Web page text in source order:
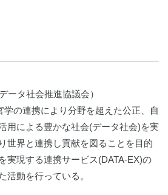
ータ社会推進協議会）
学の連携により分野を超えた公正、自
⽤による豊かな社会(データ社会)を実
世界と連携し貢献を図ることを⽬的
実現する連携サービス(DATA-EX)の
活動を行っている。